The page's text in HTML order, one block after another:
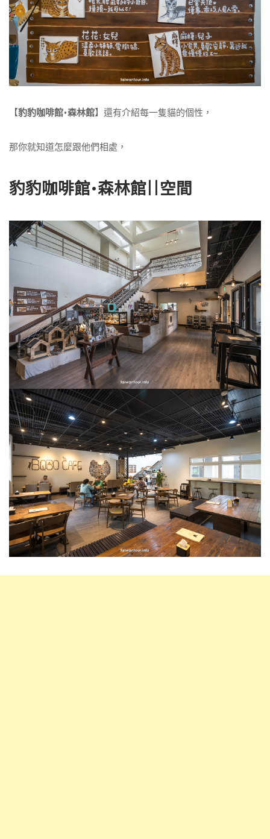
【豹豹咖啡館•森林館】還有介紹每一隻貓的個性，
那你就知道怎麼跟他們相處，
豹豹咖啡館•森林館||空間